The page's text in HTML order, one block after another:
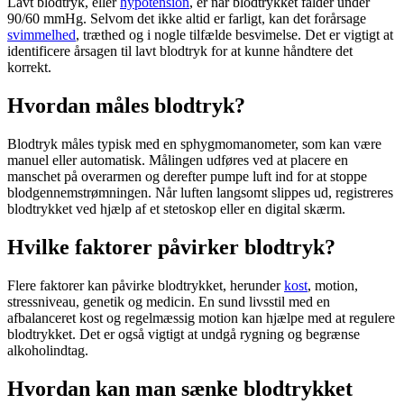
90/60 mmHg. Selvom det ikke altid er farligt, kan det forårsage
svimmelhed, træthed og i nogle tilfælde besvimelse. Det er vigtigt at
identificere årsagen til lavtblodtryk for at kunne håndtere det
korrekt.
Hvordan måles blodtryk?
Blodtryk måles typisk med en sphygmomanometer, som kan være
manuel eller automatisk. Målingen udføres ved at placere en
manschet på overarmen og derefter pumpe luft ind for at stoppe
blodgennemstrømningen. Når luften langsomt slippes ud, registreres
blodtrykket ved hjælp af et stetoskop eller en digital skærm.
Hvilke faktorer påvirker blodtryk?
Flere faktorer kan påvirke blodtrykket, herunderkost, motion,
stressniveau, genetik og medicin. En sund livsstil med en
afbalanceret kost og regelmæssig motion kan hjælpe med at regulere
blodtrykket. Det er også vigtigt at undgå rygning og begrænse
alkoholindtag.
Hvordan kan man sænke blodtrykket